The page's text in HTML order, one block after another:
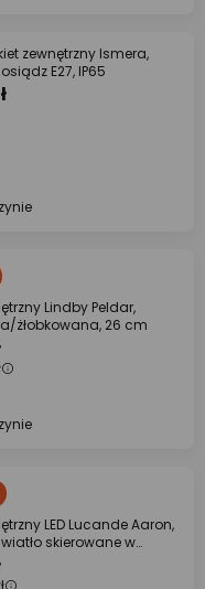
zewnętrzny Ismera,
E27, IP65
Lindby Peldar,
żłobkowana, 26 cm
LED Lucande Aaron,
skierowane w